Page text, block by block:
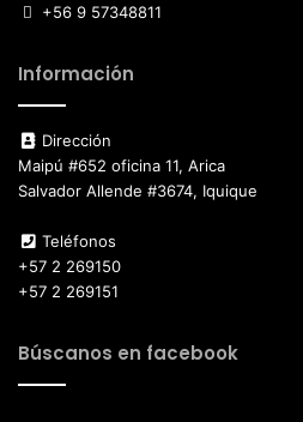
+56 9 57348811
Información
Dirección
Maipú #652 oficina 11, Arica
Salvador Allende #3674, Iquique
Teléfonos
+57 2 269150
+57 2 269151
Búscanos en facebook